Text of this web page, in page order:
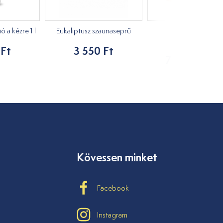
a kézre 1 l Eukaliptusz szaunaseprű
3 550 Ft
Kövessen minket
Facebook
Instagram